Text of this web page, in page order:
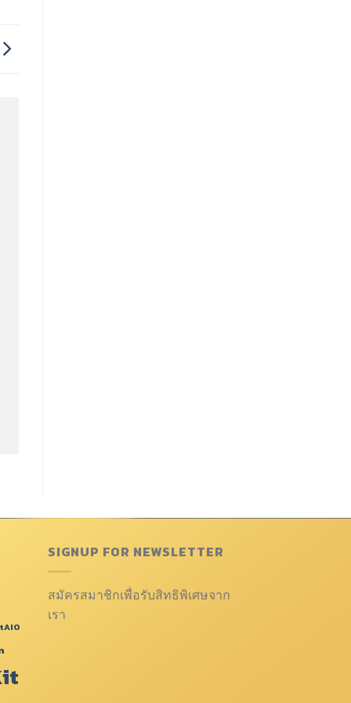
SIGNUP FOR NEWSLETTER
สมัครสมาชิกเพื่อรับสิทธิพิเศษจาก
เรา